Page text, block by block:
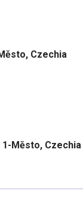
Czechia
Město, Czechia